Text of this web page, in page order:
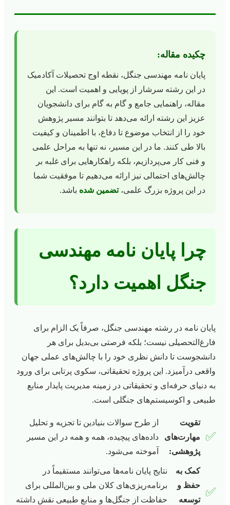
چکیده مقاله:
پایان نامه مهندسی جنگل، نقطه اوج تحصیلات آکادمیک
در این رشته سرشار از پویایی و اهمیت است. این
مقاله، راهنمایی جامع و گام به گام برای دانشجویان
عزیز این رشته ارائه می‌دهد تا بتوانند مسیر پژوهش
خود را از انتخاب موضوع تا دفاع، با اطمینان و کیفیت
بالا طی کنند. ما در این مسیر، نه تنها به مراحل علمی
و فنی کار می‌پردازیم، بلکه راهکارهایی برای غلبه بر
چالش‌های احتمالی نیز ارائه می‌دهیم تا موفقیت شما
در این پروژه بزرگ علمی،تضمین شده باشد.
چرا پایان نامه مهندسی
جنگل اهمیت دارد؟
پایان نامه در رشته مهندسی جنگل، صرفاً یک الزام برای
فارغ‌التحصیلی نیست؛ بلکه فرصتی بی‌بدیل برای هر
دانشجوست تا دانش نظری خود را با چالش‌های عملی جهان
واقعی درآمیزد. این پروژه تحقیقاتی، سکوی پرتابی برای ورود
به دنیای حرفه‌ای و تحقیقاتی در زمینه مدیریت پایدار منابع
طبیعی و اکوسیستم‌های جنگلی است.
✅
تقویت
مهارت‌های
پژوهشی:
از طرح سوالات بنیادین تا تجزیه و تحلیل
داده‌های پیچیده، همه و همه در این مسیر
آموخته می‌شود.
✅
کمک به
حفظ و
توسعه
نتایج پایان نامه‌ها می‌توانند مستقیماً در
برنامه‌ریزی‌های کلان ملی و بین‌المللی برای
حفاظت از جنگل‌ها و منابع طبیعی نقش داشته